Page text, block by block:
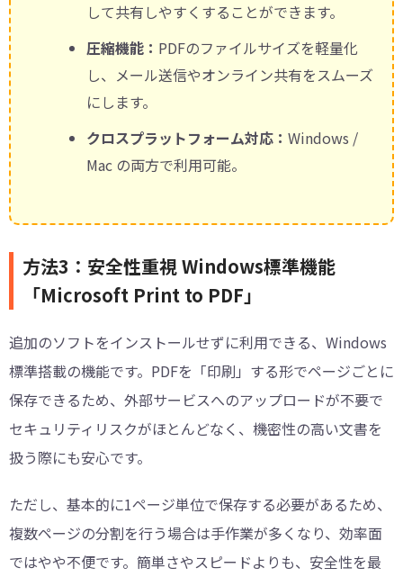
して共有しやすくすることができます。
圧縮機能： PDFのファイルサイズを軽量化
し、メール送信やオンライン共有をスムーズ
にします。
クロスプラットフォーム対応： Windows /
Mac の両方で利用可能。
方法3：安全性重視 Windows標準機能
「Microsoft Print to PDF」
追加のソフトをインストールせずに利用できる、Windows
標準搭載の機能です。PDFを「印刷」する形でページごとに
保存できるため、外部サービスへのアップロードが不要で
セキュリティリスクがほとんどなく、機密性の高い文書を
扱う際にも安心です。
ただし、基本的に1ページ単位で保存する必要があるため、
複数ページの分割を行う場合は手作業が多くなり、効率面
ではやや不便です。簡単さやスピードよりも、安全性を最